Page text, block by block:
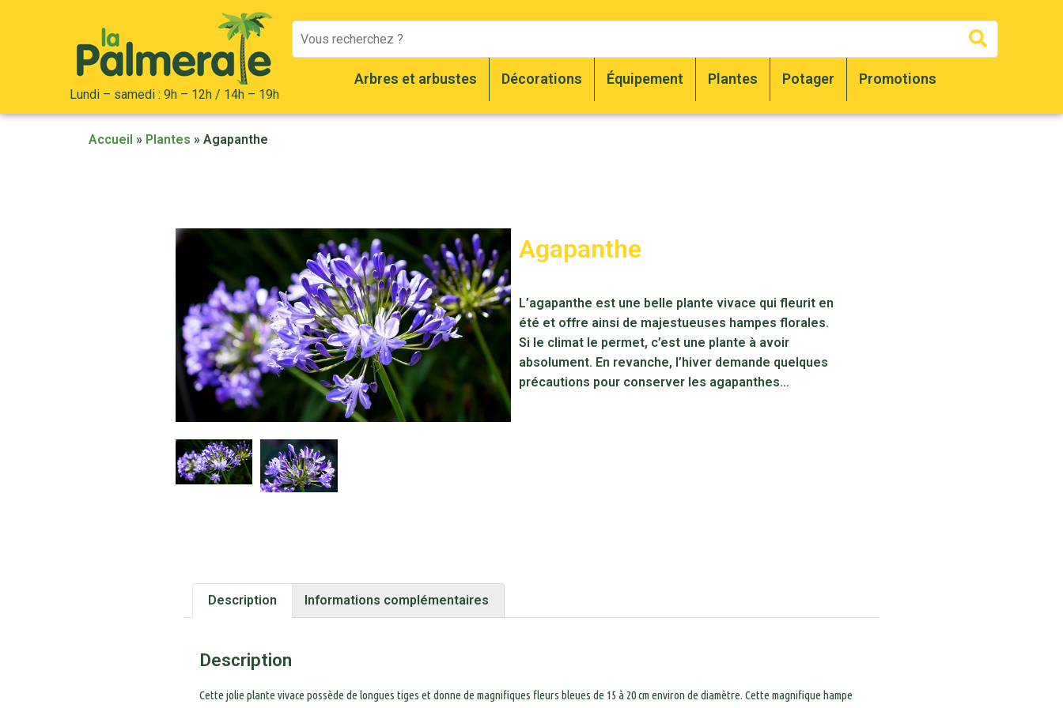
Lundi – samedi : 9h – 12h / 14h – 19h
Mots
Arbres et arbustes Décorations Équipement Plantes Potager Promotions
Accueil » Plantes » Agapanthe
Agapanthe
L’agapanthe est une belle plante vivace qui fleurit en
été et offre ainsi de majestueuses hampes florales.
Si le climat le permet, c’est une plante à avoir
absolument. En revanche, l’hiver demande quelques
précautions pour conserver les agapanthes…
Description Informations complémentaires
Description
Cette jolie plante vivace possède de longues tiges et donne de magnifiques fleurs bleues de 15 à 20 cm environ de diamètre. Cette magnifique hampe